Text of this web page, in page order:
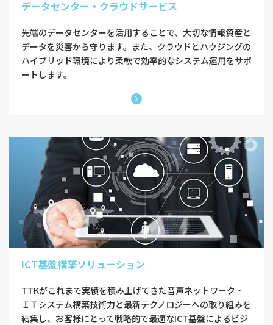
データセンター・クラウドサービス
先端のデータセンターを活用することで、大切な情報資産と
データを災害から守ります。また、クラウドとハウジングの
ハイブリッド環境により柔軟で効率的なシステム運用をサポ
ートします。
ICT基盤構築ソリューション
TTKがこれまで実績を積み上げてきた音声ネットワーク・
ＩＴシステム構築技術力と最新テクノロジーへの取り組みを
結集し、お客様にとって戦略的で最適なICT基盤によるビジ